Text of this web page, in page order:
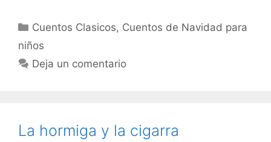
Categorías
Cuentos Clasicos, Cuentos de Navidad para
niños
Deja un comentario
La hormiga y la cigarra